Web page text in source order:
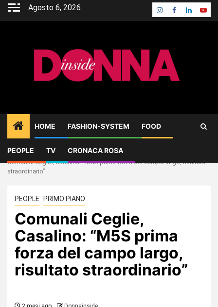
Skip
Agosto 6, 2026 Instagram
Facebook
Linkedin
HOME FASHION-SYSTEM FOOD
PEOPLE TV CRONACA ROSA
Home
PEOPLE
Comunali Ceglie, Casalino: “M5S prima forza del campo largo, risultato
straordinario”
PEOPLE PRIMO PIANO
Comunali Ceglie,
Casalino: “M5S prima
forza del campo largo,
risultato straordinario”